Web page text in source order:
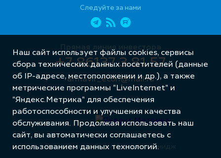
Следуйте за нами
Прямая линия инвестора
+7 86137 3 81 57
armavir_econ@mail.ru
Разработка сайта – Интернет-Имидж
Наш сайт использует файлы cookies, сервисы
сбора технических данных посетителей (данные
об IP-адресе, местоположении и др.), а также
метрические программы "LiveInternet" и
"Яндекс.Метрика" для обеспечения
работоспособности и улучшения качества
обслуживания. Продолжая использовать наш
сайт, вы автоматически соглашаетесь с
использованием данных технологий.